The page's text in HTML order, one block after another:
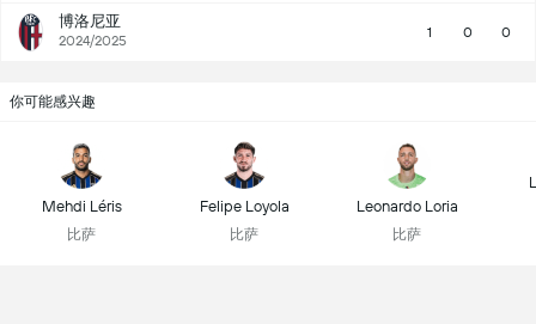
博洛尼亚
2024/2025 1 0 0
你可能感兴趣
Mehdi Léris
比萨
Felipe Loyola
比萨
Leonardo Loria
比萨